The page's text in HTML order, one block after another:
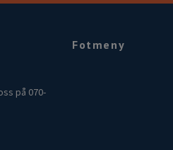
på 070-
Fotmeny